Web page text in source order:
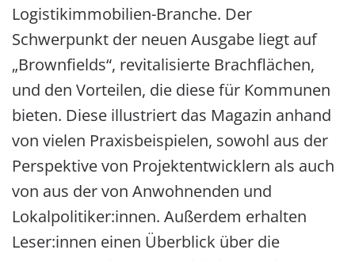
Logistikimmobilien-Branche. Der
Schwerpunkt der neuen Ausgabe liegt auf
„Brownfields“, revitalisierte Brachflächen,
und den Vorteilen, die diese für Kommunen
bieten. Diese illustriert das Magazin anhand
von vielen Praxisbeispielen, sowohl aus der
Perspektive von Projektentwicklern als auch
von aus der von Anwohnenden und
Lokalpolitiker:innen. Außerdem erhalten
Leser:innen einen Überblick über die